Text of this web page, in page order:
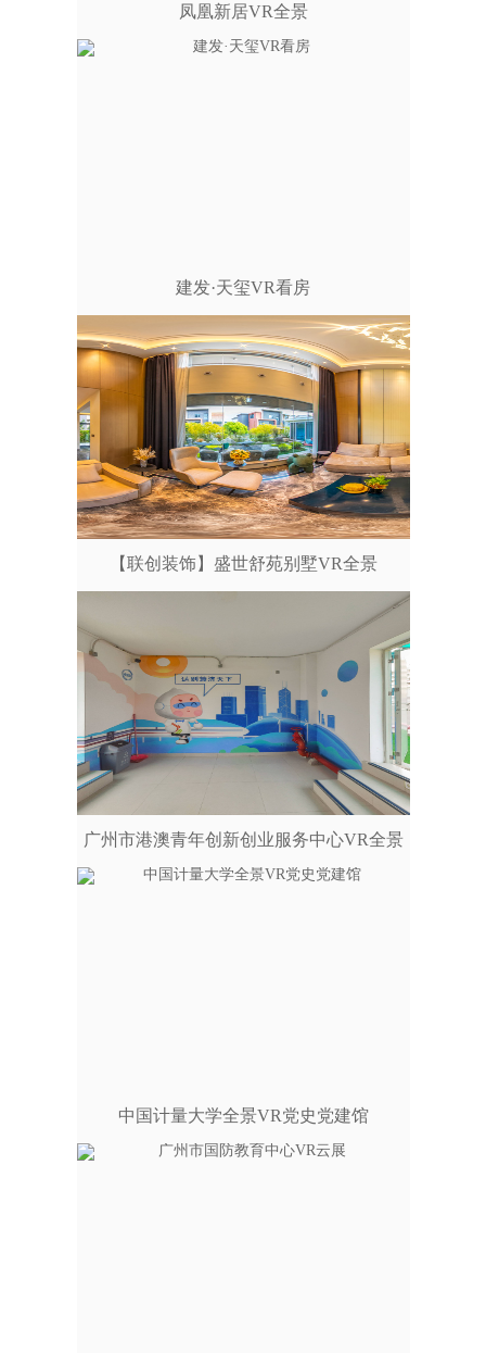
凤凰新居VR全景
建发·天玺VR看房
【联创装饰】盛世舒苑别墅VR全景
广州市港澳青年创新创业服务中心VR全景
中国计量大学全景VR党史党建馆